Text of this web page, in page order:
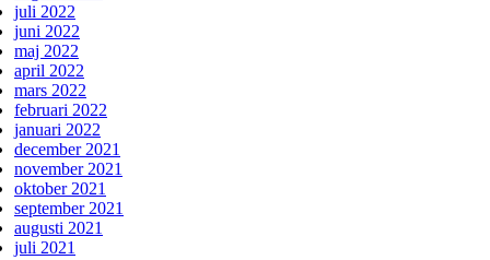
juli 2022
juni 2022
maj 2022
april 2022
mars 2022
februari 2022
januari 2022
december 2021
november 2021
oktober 2021
september 2021
augusti 2021
juli 2021